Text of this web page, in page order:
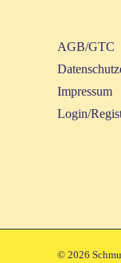
AGB/GTC
Impres­sum
Login/
© 2026